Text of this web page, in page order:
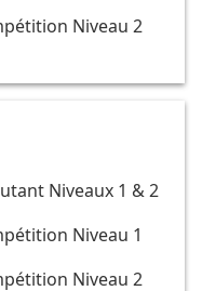
Niveau 2
Niveaux 1 & 2
Niveau 1
Niveau 2